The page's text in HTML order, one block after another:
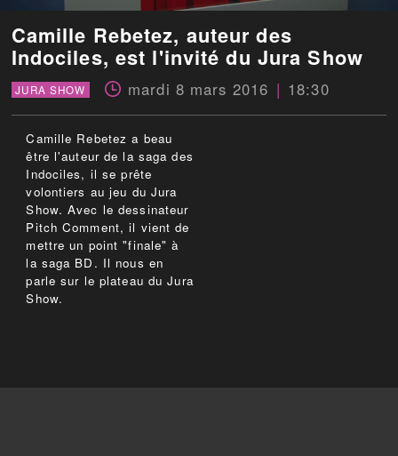
Camille Rebetez, auteur des
Indociles, est l'invité du Jura Show
JURA SHOW mardi 8 mars 2016 18:30
Camille Rebetez a beau
être l'auteur de la saga des
Indociles, il se prête
volontiers au jeu du Jura
Show. Avec le dessinateur
Pitch Comment, il vient de
mettre un point "finale" à
la saga BD. Il nous en
parle sur le plateau du Jura
Show.